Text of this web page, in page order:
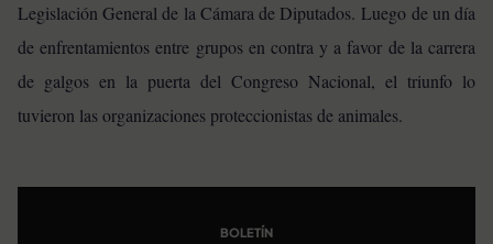
Legislación General de la Cámara de Diputados. Luego de un día
de enfrentamientos entre grupos en contra y a favor de la carrera
de galgos en la puerta del Congreso Nacional, el triunfo lo
tuvieron las organizaciones proteccionistas de animales.
BOLETÍN